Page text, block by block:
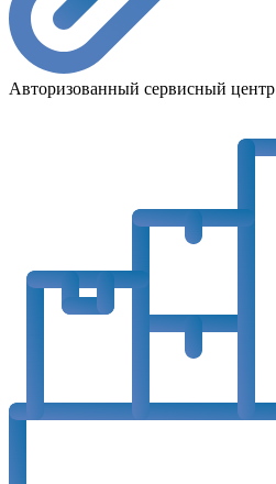
Авторизованный сервисный центр